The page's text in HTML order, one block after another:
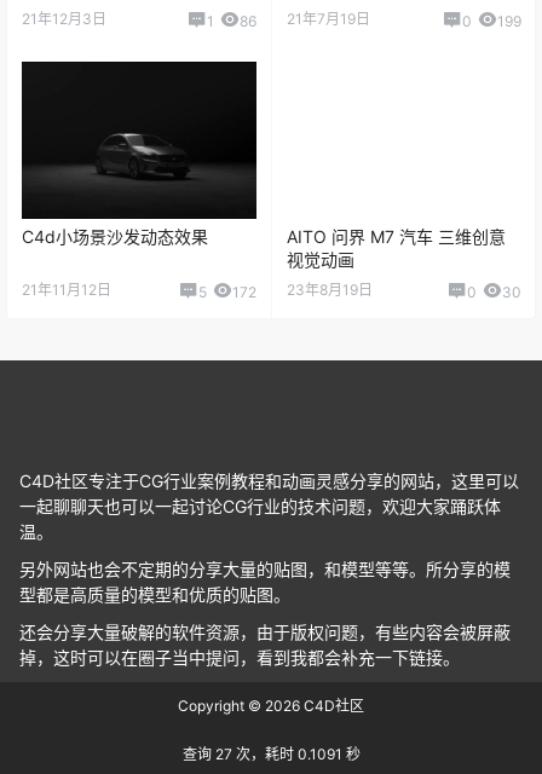
21年12月3日 1 86 21年7月19日 0 199
C4d小场景沙发动态效果
21年11月12日 5 172
AITO 问界 M7 汽车 三维创意
视觉动画
23年8月19日 0 30
C4D社区专注于CG行业案例教程和动画灵感分享的网站，这里可以
一起聊聊天也可以一起讨论CG行业的技术问题，欢迎大家踊跃体
温。
另外网站也会不定期的分享大量的贴图，和模型等等。所分享的模
型都是高质量的模型和优质的贴图。
还会分享大量破解的软件资源，由于版权问题，有些内容会被屏蔽
掉，这时可以在圈子当中提问，看到我都会补充一下链接。
Copyright © 2026 C4D社区
查询 27 次，耗时 0.1091 秒